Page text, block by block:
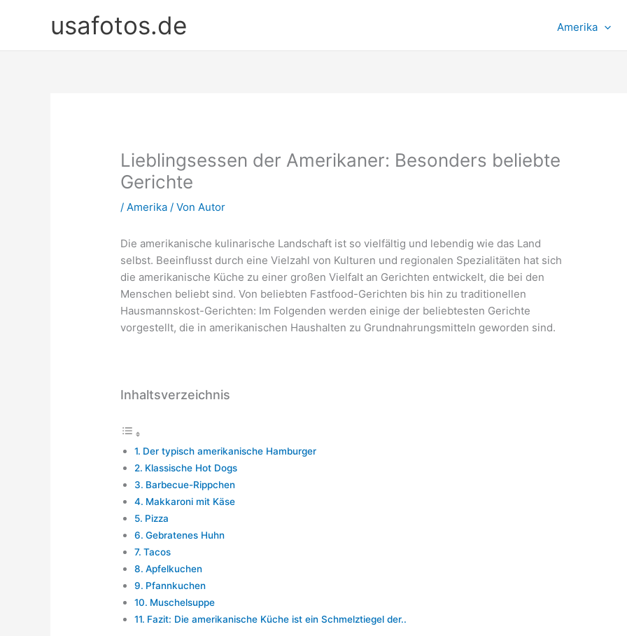
usafotos.de Amerika
Lieblingsessen der Amerikaner: Besonders beliebte
Gerichte
/Amerika / VonAutor
Die amerikanische kulinarische Landschaft ist so vielfältig und lebendig wie das Land
selbst. Beeinflusst durch eine Vielzahl von Kulturen und regionalen Spezialitäten hat sich
die amerikanische Küche zu einer großen Vielfalt an Gerichten entwickelt, die bei den
Menschen beliebt sind. Von beliebten Fastfood-Gerichten bis hin zu traditionellen
Hausmannskost-Gerichten: Im Folgenden werden einige der beliebtesten Gerichte
vorgestellt, die in amerikanischen Haushalten zu Grundnahrungsmitteln geworden sind.
Inhaltsverzeichnis
Der typisch amerikanische Hamburger
Klassische Hot Dogs
Barbecue-Rippchen
Makkaroni mit Käse
Pizza
Gebratenes Huhn
Tacos
Apfelkuchen
Pfannkuchen
Muschelsuppe
Fazit: Die amerikanische Küche ist ein Schmelztiegel der..